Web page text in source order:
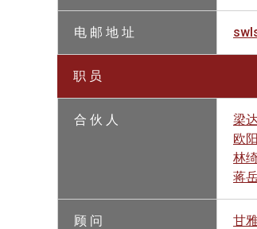
电 邮 地 址
职 员
合 伙 人
梁
欧
林
蒋
顾 问
甘